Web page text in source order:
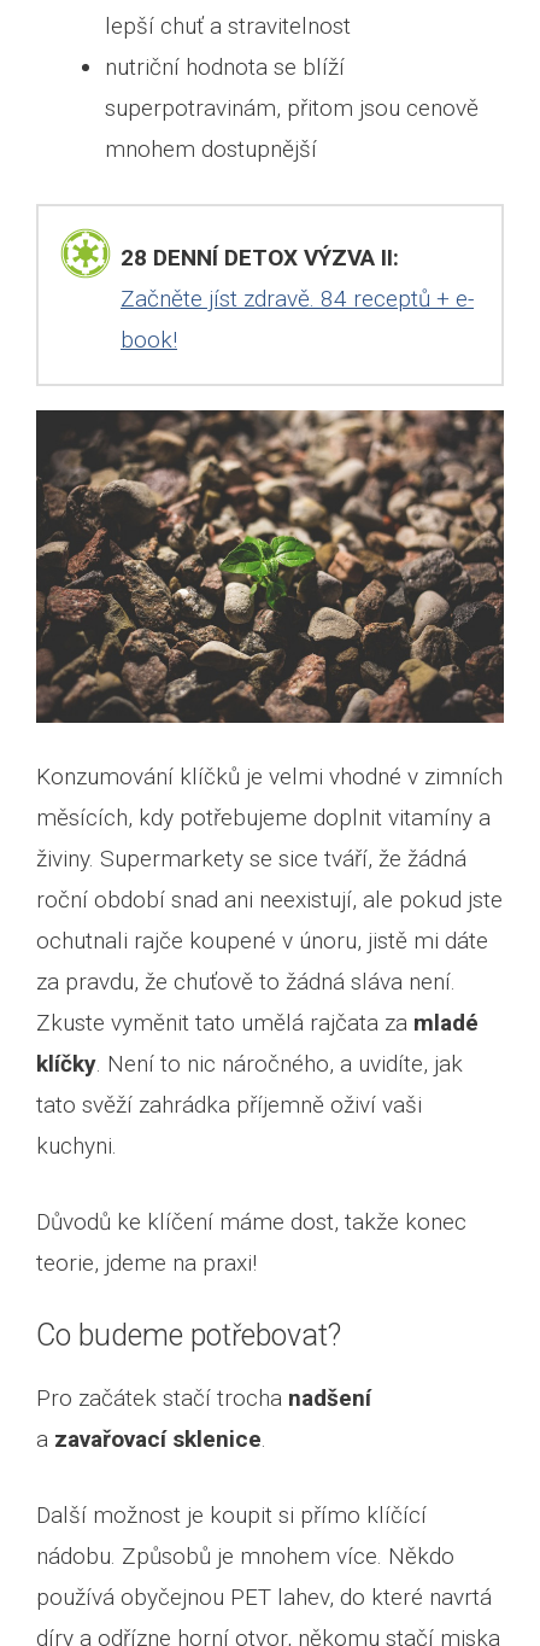
lepší chuť a stravitelnost
nutriční hodnota se blíží
superpotravinám, přitom jsou cenově
mnohem dostupnější
28 DENNÍ DETOX VÝZVA II:
Začněte jíst zdravě. 84 receptů + e-
book!
Konzumování klíčků je velmi vhodné v zimních
měsících, kdy potřebujeme doplnit vitamíny a
živiny. Supermarkety se sice tváří, že žádná
roční období snad ani neexistují, ale pokud jste
ochutnali rajče koupené v únoru, jistě mi dáte
za pravdu, že chuťově to žádná sláva není.
Zkuste vyměnit tato umělá rajčata za mladé
klíčky. Není to nic náročného, a uvidíte, jak
tato svěží zahrádka příjemně oživí vaši
kuchyni.
Důvodů ke klíčení máme dost, takže konec
teorie, jdeme na praxi!
Co budeme potřebovat?
Pro začátek stačí trocha nadšení
a zavařovací sklenice.
Další možnost je koupit si přímo klíčící
nádobu. Způsobů je mnohem více. Někdo
používá obyčejnou PET lahev, do které navrtá
díry a odřízne horní otvor, někomu stačí miska